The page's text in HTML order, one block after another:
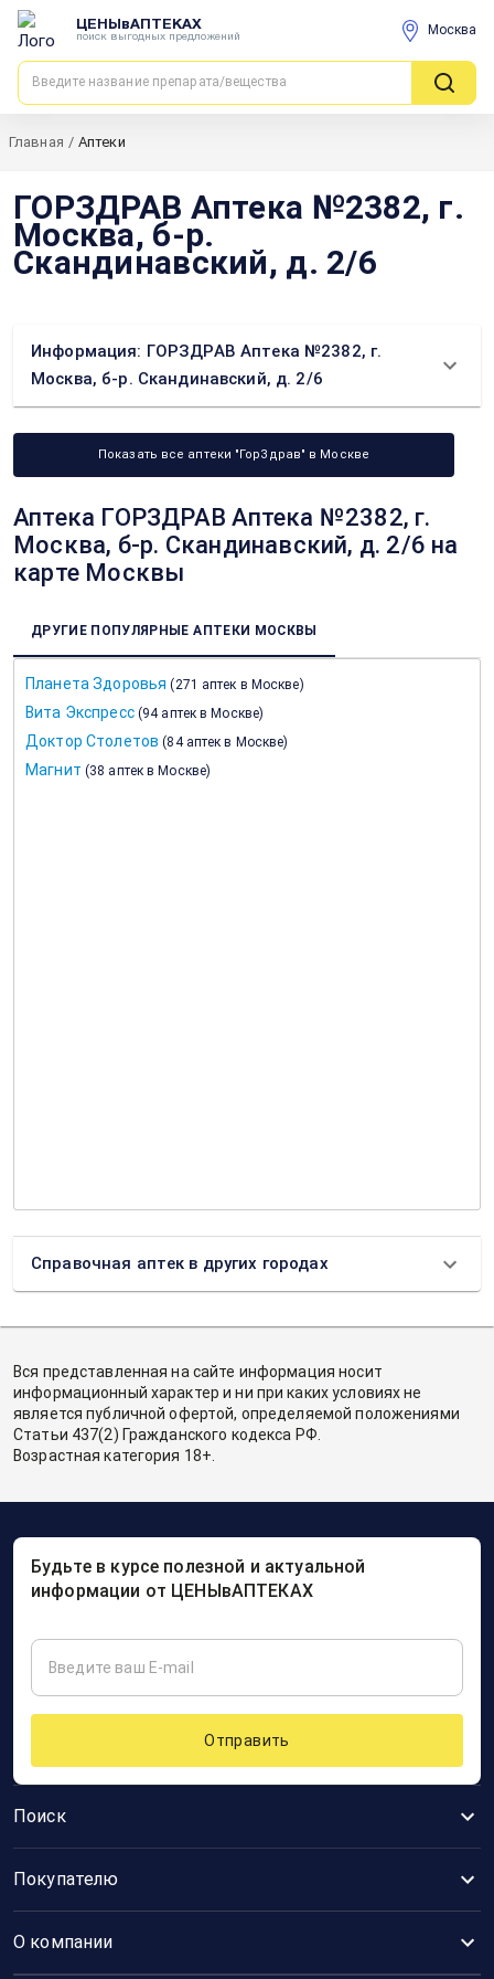
ЦЕНЫвАПТЕКАХ
поиск выгодных предложений Москва
Главная / Аптеки
ГОРЗДРАВ Аптека №2382, г.
Москва, б-р.
Скандинавский, д. 2/6
Информация: ГОРЗДРАВ Аптека №2382, г.
Москва, б-р. Скандинавский, д. 2/6
Показать все аптеки "ГорЗдрав" в Москве
Аптека ГОРЗДРАВ Аптека №2382, г.
Москва, б-р. Скандинавский, д. 2/6 на
карте Москвы
ДРУГИЕ ПОПУЛЯРНЫЕ АПТЕКИ МОСКВЫ
Планета Здоровья (271 аптек в Москве)
Вита Экспресс (94 аптек в Москве)
Доктор Столетов (84 аптек в Москве)
Магнит (38 аптек в Москве)
Справочная аптек в других городах
Вся представленная на сайте информация носит
информационный характер и ни при каких условиях не
является публичной офертой, определяемой положениями
Статьи 437(2) Гражданского кодекса РФ.
Возрастная категория 18+.
Поиск
Покупателю
О компании
Будьте в курсе полезной и актуальной
информации от ЦЕНЫвАПТЕКАХ
Отправить